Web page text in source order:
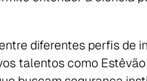
diferentes perfis de
talentos como